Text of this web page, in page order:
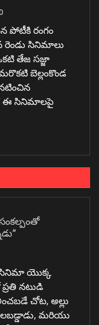
పోటీకి రంగం
రెండు సినిమాలు
తేజ సజ్జా
బెల్లంకొండ
ఈ సినిమాలపై
యొక్క
నటుడి
చోట, అల్లు
మరియు